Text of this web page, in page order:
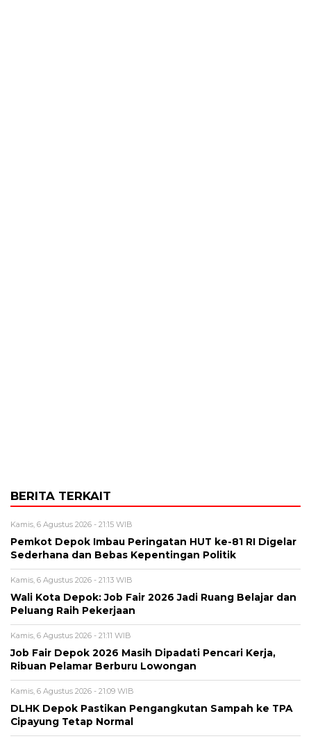
BERITA TERKAIT
Kamis, 6 Agustus 2026 - 21:15 WIB
Pemkot Depok Imbau Peringatan HUT ke-81 RI Digelar
Sederhana dan Bebas Kepentingan Politik
Kamis, 6 Agustus 2026 - 21:13 WIB
Wali Kota Depok: Job Fair 2026 Jadi Ruang Belajar dan
Peluang Raih Pekerjaan
Kamis, 6 Agustus 2026 - 21:11 WIB
Job Fair Depok 2026 Masih Dipadati Pencari Kerja,
Ribuan Pelamar Berburu Lowongan
Kamis, 6 Agustus 2026 - 21:09 WIB
DLHK Depok Pastikan Pengangkutan Sampah ke TPA
Cipayung Tetap Normal